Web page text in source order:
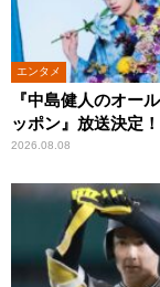
エンタメ
『中島健人のオー
ッポン』放送決定！
2026.08.08